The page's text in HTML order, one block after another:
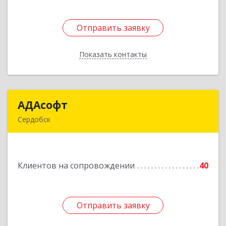
Отправить заявку
Показать контакты
Отправить заявку
Назад
АДАсофт
Сердобск
Клиентов на сопровождении 40
Отправить заявку
Подробнее
Отправить заявку